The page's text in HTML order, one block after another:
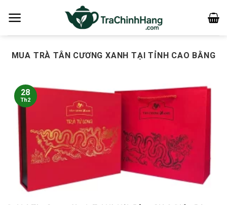
qua
MUA TRÀ TÂN CƯƠNG XANH TẠI TỈNH CAO BẰNG
28
Th2